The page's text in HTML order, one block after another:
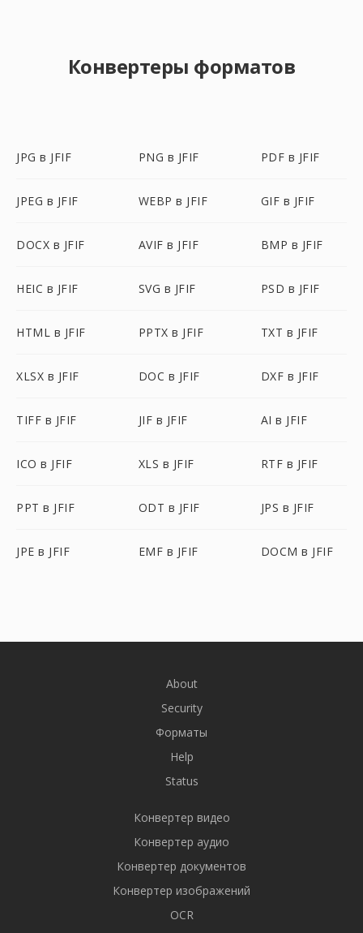
Конвертеры форматов
JPG в JFIF PNG в JFIF PDF в JFIF
JPEG в JFIF WEBP в JFIF GIF в JFIF
DOCX в JFIF AVIF в JFIF BMP в JFIF
HEIC в JFIF SVG в JFIF PSD в JFIF
HTML в JFIF PPTX в JFIF TXT в JFIF
XLSX в JFIF DOC в JFIF DXF в JFIF
TIFF в JFIF JIF в JFIF AI в JFIF
ICO в JFIF XLS в JFIF RTF в JFIF
PPT в JFIF ODT в JFIF JPS в JFIF
JPE в JFIF EMF в JFIF DOCM в JFIF
About
Security
Форматы
Help
Status
Конвертер видео
Конвертер аудио
Конвертер документов
Конвертер изображений
OCR